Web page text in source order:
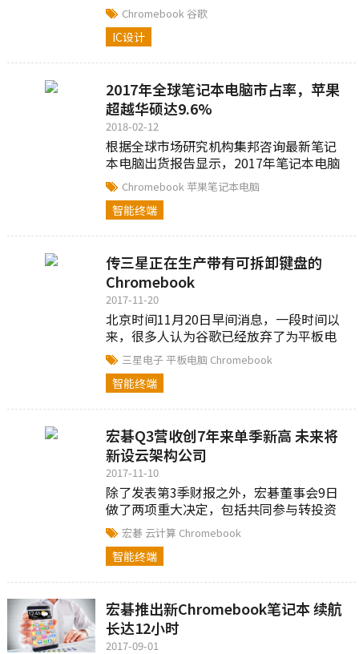
Chromebook谷歌
IC设计
2017年全球笔记本电脑市占率，苹果
超越华硕达9.6%
2018-02-12
根据全球市场研究机构集邦咨询最新笔记
本电脑出货报告显示，2017年笔记本电脑
出货量为1.647亿台，年增幅达2.1%，优于
先前预估的0.7%...
Chromebook苹果笔记本电脑
智能终端
传三星正在生产带有可拆卸键盘的
Chromebook
2017-11-20
北京时间11月20日早间消息，一段时间以
来，很多人认为谷歌已经放弃了为平板电
脑优化Android平台的希望。一些人推测，
Android平板电脑将被取代，它的下一代
——Chromebooks即将到来。
三星电子平板电脑 Chromebook
智能终端
宏碁Q3营收创7年来单季新高 未来将
新设云架构公司
2017-11-10
除了发表第3季财报之外，宏碁董事会9日
做了两项重大决定，包括共同参与转投资
子公司建碁的私募，以及将机房维运管理
事业单位自子公司安碁信息分割，并新设
宏碁云架构服务股份有限公司等。
宏碁 云计算 Chromebook
智能终端
宏碁推出新Chromebook笔记本 续航
长达12小时
2017-09-01